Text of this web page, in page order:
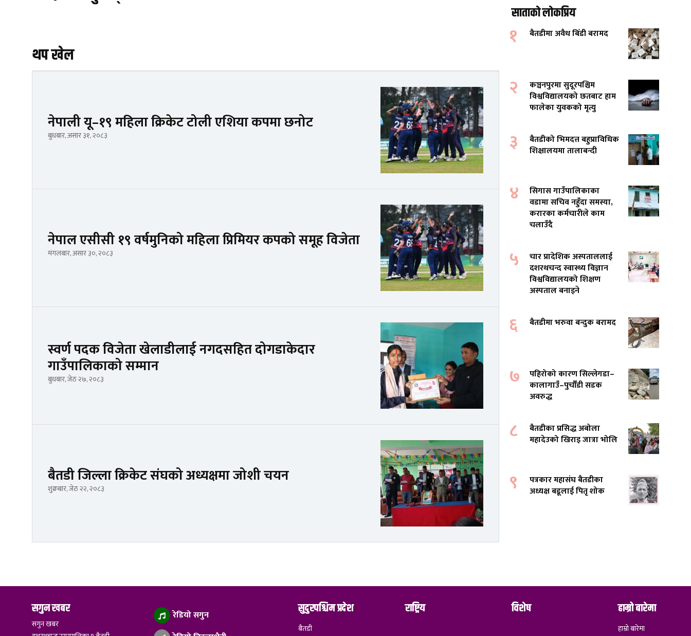
थप खेल
नेपाली यू–१९ महिला क्रिकेट टोली एशिया कपमा छनोट
बुधबार, असार ३१, २०८३
नेपाल एसीसी १९ वर्षमुनिको महिला प्रिमियर कपको समूह विजेता
मंगलबार, असार ३०, २०८३
स्वर्ण पदक विजेता खेलाडीलाई नगदसहित दोगडाकेदार
गाउँपालिकाको सम्मान
बुधबार, जेठ २७, २०८३
बैतडी जिल्ला क्रिकेट संघको अध्यक्षमा जोशी चयन
शुक्रबार, जेठ २२, २०८३
साताको लोकप्रिय
१ बैतडीमा अवैध बिँडी बरामद
२
कञ्चनपुरमा सुदूरपश्चिम
विश्वविद्यालयको छतबाट हाम
फालेका युवकको मृत्यु
३
बैतडीको भिमदत्त बहुप्राविधिक
शिक्षालयमा तालाबन्दी
४
सिगास गाउँपालिकाका
वडामा सचिव नहुँदा समस्या,
करारका कर्मचारीले काम
चलाउँदै
५
चार प्रादेशिक अस्पताललाई
दशरथचन्द स्वास्थ्य विज्ञान
विश्वविद्यालयको शिक्षण
अस्पताल बनाइने
६ बैतडीमा भरुवा बन्दुक बरामद
७
पहिरोको कारण सिल्लेगडा–
कालागाउँ–पुर्चौंडी सडक
अवरुद्ध
८
बैतडीका प्रसिद्ध अबोला
महादेउको खिराइ जात्रा भोलि
९
पत्रकार महासंघ बैतडीका
अध्यक्ष बडूलाई पितृ शोक
सगुन खबर
सगुन खबर
रेडियो सगुन
सुदुरपश्चिम प्रदेश
बैतडी
राष्ट्रिय विशेष हाम्रो बारेमा
हाम्रो बारेमा